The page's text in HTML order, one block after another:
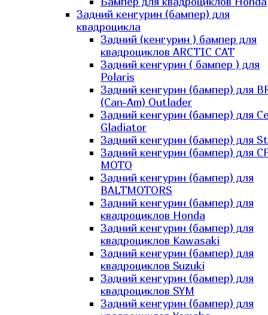
Задний кенгурин (бампер) для
квадроцикла
Задний (кенгурин ) бампер для
квадроциклов ARCTIC CAT
Задний кенгурин ( бампер ) для
Polaris
Задний кенгурин (бампер) для
(Can-Am) Outlader
Задний кенгурин (бампер) для
Gladiator
Задний кенгурин (бампер) для
Задний кенгурин (бампер) для
MOTO
Задний кенгурин (бампер) для
BALTMOTORS
Задний кенгурин (бампер) для
квадроциклов Honda
Задний кенгурин (бампер) для
квадроциклов Kawasaki
Задний кенгурин (бампер) для
квадроциклов Suzuki
Задний кенгурин (бампер) для
квадроциклов SYM
Задний кенгурин (бампер) для